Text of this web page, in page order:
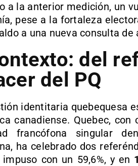
a la anterior medición, un
pese a la fortaleza
a una nueva consulta
del
del PQ
identitaria quebequesa
canadiense. Quebec, con
francófona singular
ha celebrado dos
impuso con un 59,6%, y en